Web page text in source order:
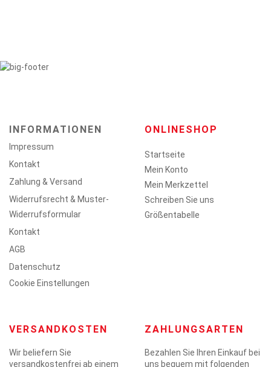
INFORMATIONEN
Impressum
Kontakt
Zahlung & Versand
Widerrufsrecht & Muster-
Widerrufsformular
Kontakt
AGB
Datenschutz
Cookie Einstellungen
ONLINESHOP
Startseite
Mein Konto
Mein Merkzettel
Schreiben Sie uns
Größentabelle
VERSANDKOSTEN
Wir beliefern Sie
versandkostenfrei ab einem
ZAHLUNGSARTEN
Bezahlen Sie Ihren Einkauf bei
uns bequem mit folgenden